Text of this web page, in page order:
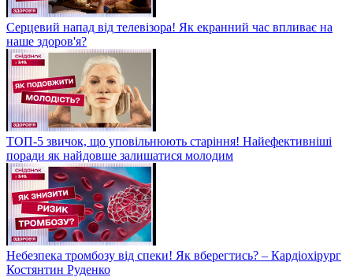
Серцевий напад від телевізора! Як екранний час впливає на
наше здоров'я?
ТОП-5 звичок, що уповільнюють старіння! Найефективніші
поради як найдовше залишатися молодим
Небезпека тромбозу від спеки! Як вберегтись? – Кардіохірург
Костянтин Руденко